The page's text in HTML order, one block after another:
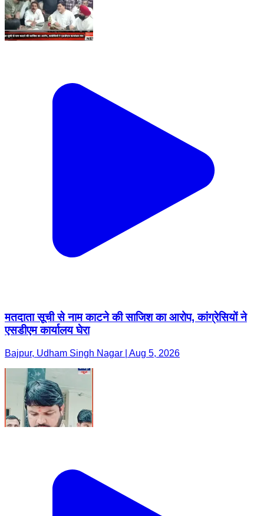
मतदाता सूची से नाम काटने की साजिश का आरोप, कांग्रेसियों ने
एसडीएम कार्यालय घेरा
Bajpur, Udham Singh Nagar | Aug 5, 2026